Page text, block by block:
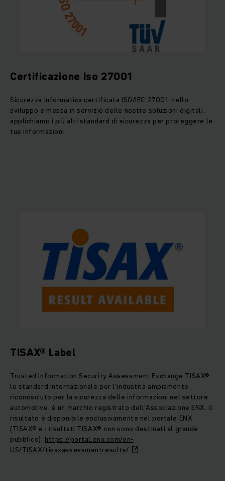
Certificazione Iso 27001
Sicurezza informatica certificata ISO/IEC 27001: nello
sviluppo e messa in servizio delle nostre soluzioni digitali,
applichiamo i più alti standard di sicurezza per proteggere le
tue informazioni.
TISAX® Label
Trusted Information Security Assessment Exchange TISAX®:
lo standard internazionale per l’industria ampiamente
riconosciuto per la sicurezza delle informazioni nel settore
automotive. è un marchio registrato dell’Associazione ENX. Il
risultato è disponibile esclusivamente nel portale ENX
(TISAX® e i risultati TISAX® non sono destinati al grande
pubblico): https://portal.enx.com/en-
US/TISAX/tisaxassessmentresults/